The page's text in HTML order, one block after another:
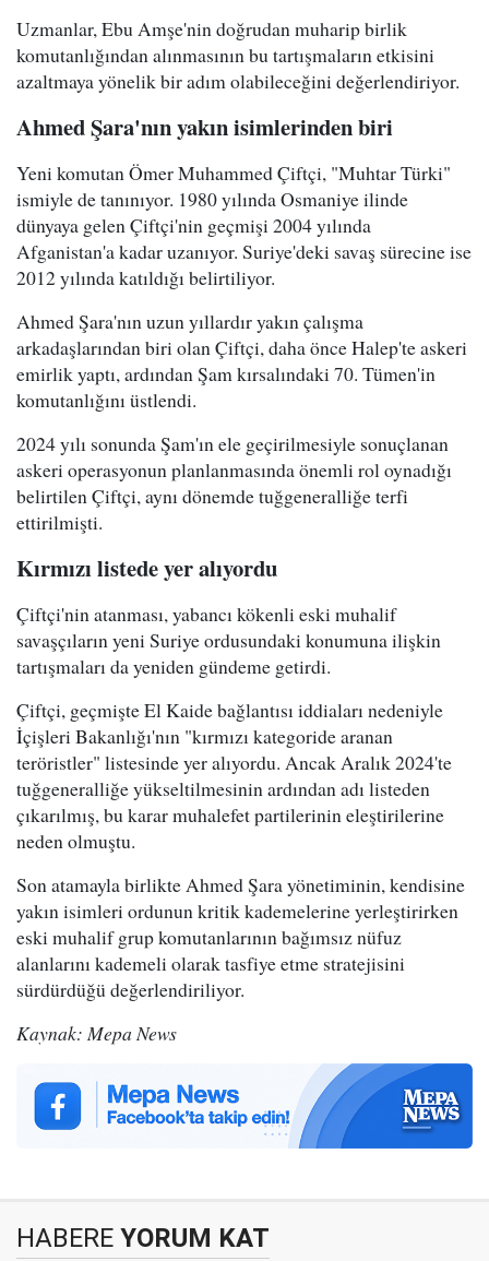
Uzmanlar, Ebu Amşe'nin doğrudan muharip birlik
komutanlığından alınmasının bu tartışmaların etkisini
azaltmaya yönelik bir adım olabileceğini değerlendiriyor.
Ahmed Şara'nın yakın isimlerinden biri
Yeni komutan Ömer Muhammed Çiftçi, "Muhtar Türki"
ismiyle de tanınıyor. 1980 yılında Osmaniye ilinde
dünyaya gelen Çiftçi'nin geçmişi 2004 yılında
Afganistan'a kadar uzanıyor. Suriye'deki savaş sürecine ise
2012 yılında katıldığı belirtiliyor.
Ahmed Şara'nın uzun yıllardır yakın çalışma
arkadaşlarından biri olan Çiftçi, daha önce Halep'te askeri
emirlik yaptı, ardından Şam kırsalındaki 70. Tümen'in
komutanlığını üstlendi.
2024 yılı sonunda Şam'ın ele geçirilmesiyle sonuçlanan
askeri operasyonun planlanmasında önemli rol oynadığı
belirtilen Çiftçi, aynı dönemde tuğgeneralliğe terfi
ettirilmişti.
Kırmızı listede yer alıyordu
Çiftçi'nin atanması, yabancı kökenli eski muhalif
savaşçıların yeni Suriye ordusundaki konumuna ilişkin
tartışmaları da yeniden gündeme getirdi.
Çiftçi, geçmişte El Kaide bağlantısı iddiaları nedeniyle
İçişleri Bakanlığı'nın "kırmızı kategoride aranan
teröristler" listesinde yer alıyordu. Ancak Aralık 2024'te
tuğgeneralliğe yükseltilmesinin ardından adı listeden
çıkarılmış, bu karar muhalefet partilerinin eleştirilerine
neden olmuştu.
Son atamayla birlikte Ahmed Şara yönetiminin, kendisine
yakın isimleri ordunun kritik kademelerine yerleştirirken
eski muhalif grup komutanlarının bağımsız nüfuz
alanlarını kademeli olarak tasfiye etme stratejisini
sürdürdüğü değerlendiriliyor.
Kaynak: Mepa News
HABERE YORUM KAT